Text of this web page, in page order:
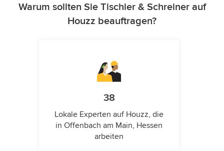
Warum sollten Sie Tischler & Schreiner auf
Houzz beauftragen?
38
Lokale Experten auf Houzz, die
in Offenbach am Main, Hessen
arbeiten